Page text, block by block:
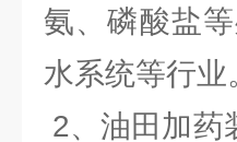
氨、磷酸盐
水系统等行业
2、油田加药